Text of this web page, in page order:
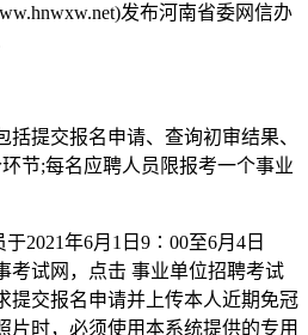
发布河南省委网信办
提交报名申请、查询初审结果、
节;每名应聘人员限报考一个事业
2021年6月1日9∶00至6月4日
考试网，点击 事业单位招聘考试
提交报名申请并上传本人近期免冠
片时，必须使用本系统提供的专用